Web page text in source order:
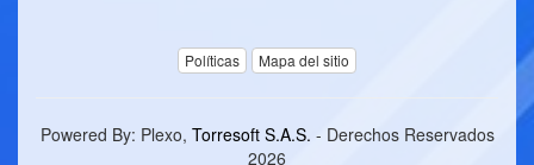
Políticas Mapa del sitio
Powered By: Plexo, Torresoft S.A.S. - Derechos Reservados
2026